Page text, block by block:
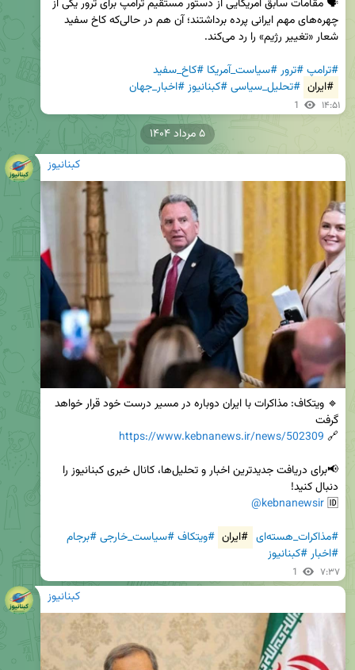
#ترامپ#ترور#سیاست_آمریکا #کاخ_سفید
#ایران #تحلیل_سیاسی#کبنانیوز#اخبار_جهان
1 ۱۴:۵۱
کبنانیوز
🔗
https://www.kebnanews.ir/news/502309
🆔
@kebnanewsir
#مذاکرات_هسته‌ای
#ایران #ویتکاف#سیاست_خارجی#برجام
#اخبار#کبنانیوز
1 ۷:۳۷
۵ مرداد ۱۴۰۴
کبنانیوز